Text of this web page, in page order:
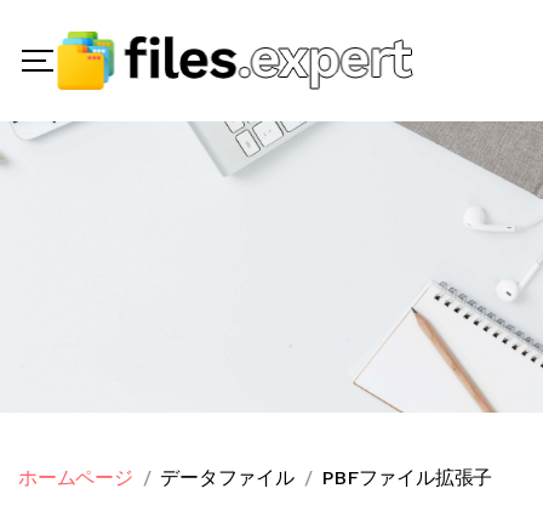
ホームページ データファイル PBFファイル拡張子